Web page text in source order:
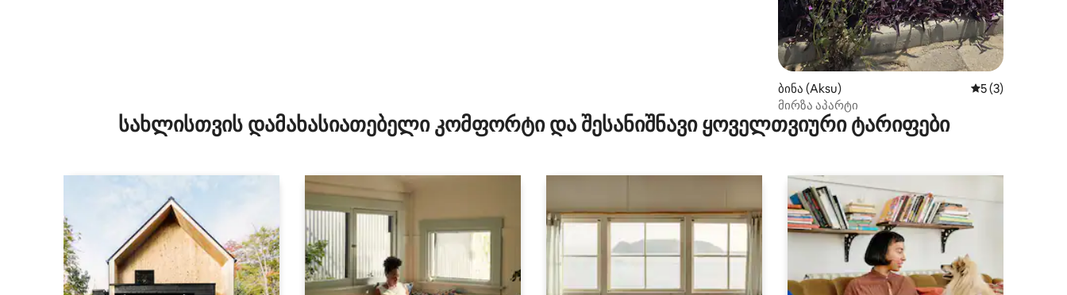
ბინა (Aksu) საშუალო
5 (3)
მირზა აპარტი
სახლისთვის დამახასიათებელი კომფორტი და შესანიშნავი ყოველთვიური ტარიფები